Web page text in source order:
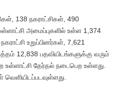
138 நகராட்சிகள், 490
அமைப்புகளில் உள்ள 1,374
உறுப்பினர்கள், 7,621
12,838 பதவியிடங்களுக்கு வரும்
உள்ளாட்சி தேர்தல் நடைபெற உள்ளது.
வெளியிடப்படவுள்ளது.